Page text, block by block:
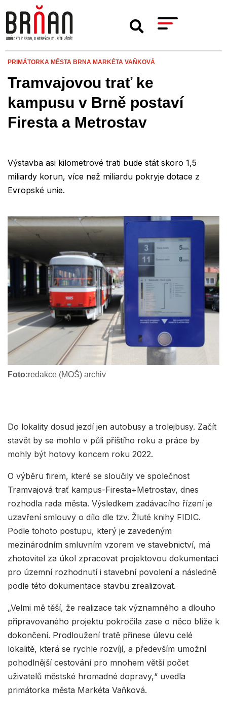
PRIMÁTORKA MĚSTA BRNA MARKÉTA VAŇKOVÁ
Tramvajovou trať ke
kampusu v Brně postaví
Firesta a Metrostav
Výstavba asi kilometrové trati bude stát skoro 1,5
miliardy korun, více než miliardu pokryje dotace z
Evropské unie.
Foto:redakce (MOŠ) archiv
Do lokality dosud jezdí jen autobusy a trolejbusy. Začít
stavět by se mohlo v půli příštího roku a práce by
mohly být hotovy koncem roku 2022.
O výběru firem, které se sloučily ve společnost
Tramvajová trať kampus-Firesta+Metrostav, dnes
rozhodla rada města. Výsledkem zadávacího řízení je
uzavření smlouvy o dílo dle tzv. Žluté knihy FIDIC.
Podle tohoto postupu, který je zavedeným
mezinárodním smluvním vzorem ve stavebnictví, má
zhotovitel za úkol zpracovat projektovou dokumentaci
pro územní rozhodnutí i stavební povolení a následně
podle této dokumentace stavbu zrealizovat.
„Velmi mě těší, že realizace tak významného a dlouho
připravovaného projektu pokročila zase o něco blíže k
dokončení. Prodloužení tratě přinese úlevu celé
lokalitě, která se rychle rozvíjí, a především umožní
pohodlnější cestování pro mnohem větší počet
uživatelů městské hromadné dopravy,“ uvedla
primátorka města Markéta Vaňková.